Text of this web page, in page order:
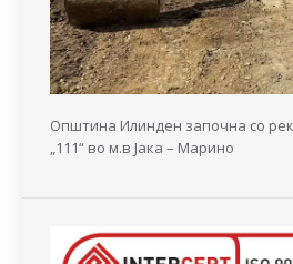
Општина Илинден започна со
„111“ во м.в Јака – Марино